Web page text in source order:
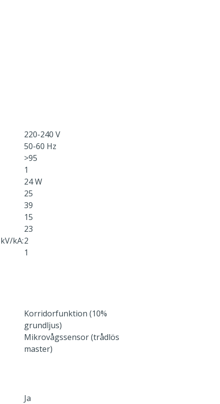
220-240 V
50-60 Hz
>95
1
24 W
25
39
15
23
kA:2
1
Korridorfunktion (10%
grundljus)
Mikrovågssensor (trådlös
master)
Ja